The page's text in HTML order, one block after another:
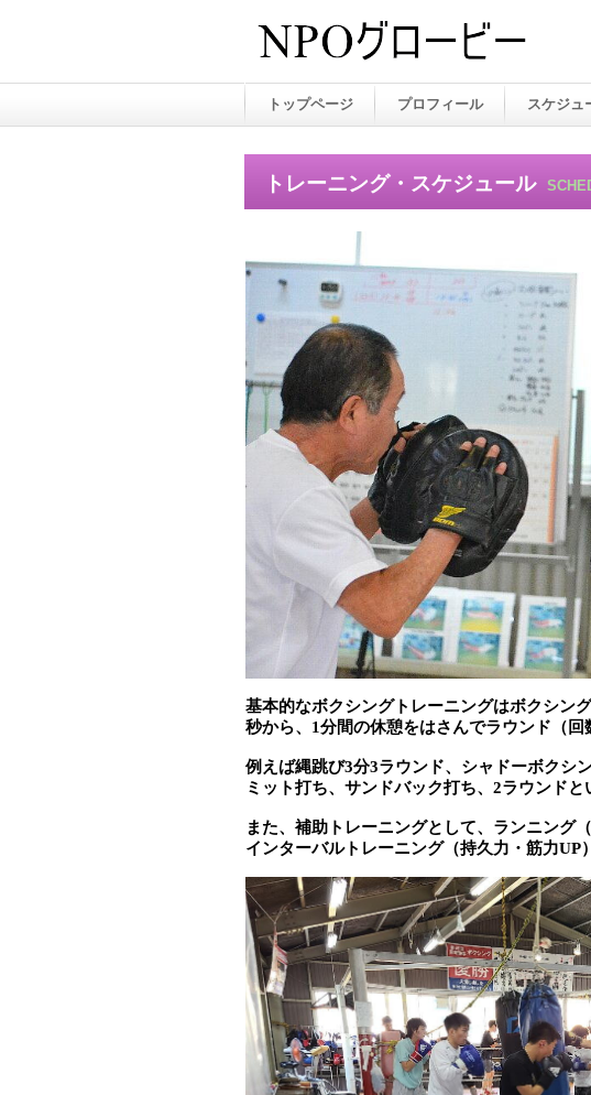
トレーニング・スケジュール
基本的なボクシングトレーニングはボクシン
秒から、1分間の休憩をはさんでラウンド（回
例えば縄跳び3分3ラウンド、シャドーボクシ
ミット打ち、サンドバック打ち、2ラウンド
また、補助トレーニングとして、ランニング
インターバルトレーニング（持久力・筋力UP
トップページ プロフィール スケジュ